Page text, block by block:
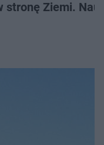
stronę Ziemi.